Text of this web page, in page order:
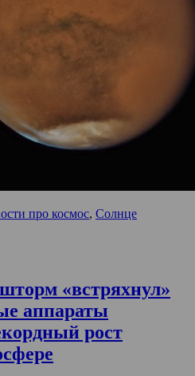
про космос, Солнце
«встряхнул»
аппараты
рост